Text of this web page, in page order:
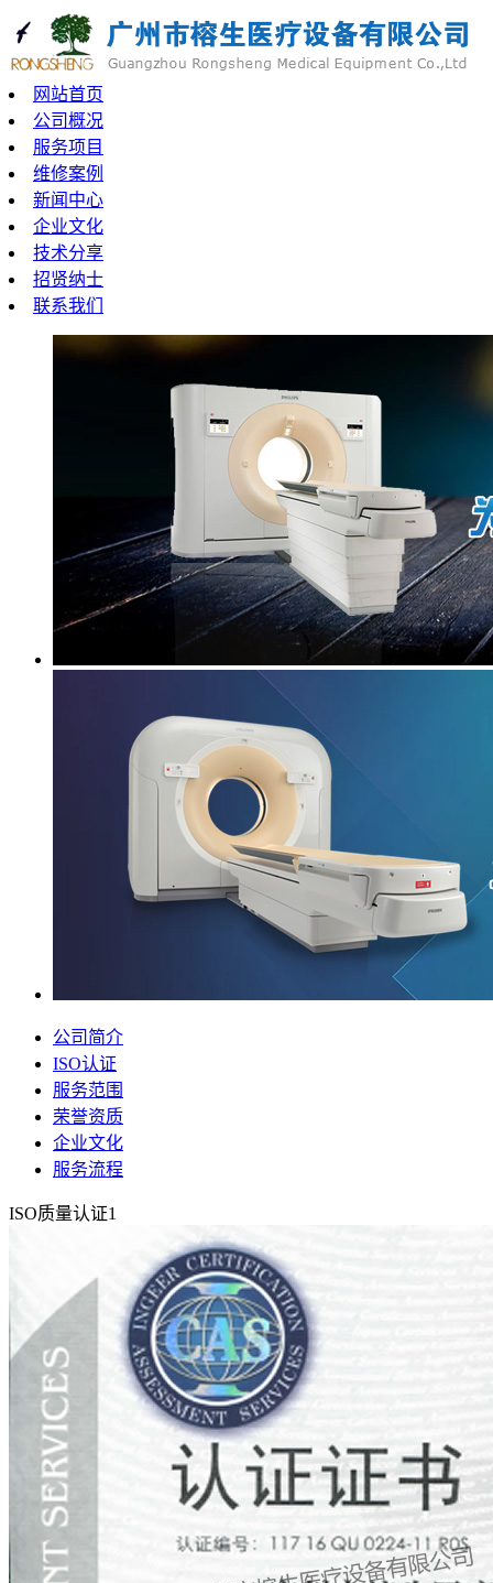
网站首页
公司概况
服务项目
维修案例
新闻中心
企业文化
技术分享
招贤纳士
联系我们
公司简介
ISO认证
服务范围
荣誉资质
企业文化
服务流程
ISO质量认证1